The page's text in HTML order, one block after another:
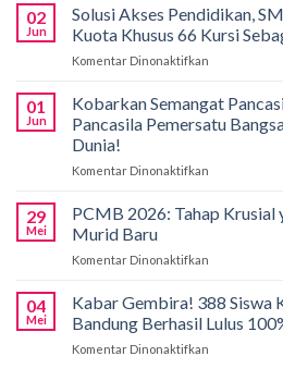
di
Bali!
Siswa
Bandung
Borong
Biology
02
Jun
Solusi Akses Pendidikan,
Kuota Khusus 66 Kursi
Komentar Dinonaktifkan
Akses
Pendidikan,
SMAN
Kuota
Khusus
Sekolah
Penyangga
01
Jun
Kobarkan Semangat
Pancasila Pemersatu
Dunia!
Komentar Dinonaktifkan
Semangat
Pancasila
Bandung:
Pancasila
29
Mei
PCMB 2026: Tahap Krusial
Murid Baru
Komentar Dinonaktifkan
2026:
Tahap
Krusial
04
Mei
Kabar Gembira! 388 Siswa
Bandung Berhasil Lulus
Komentar Dinonaktifkan